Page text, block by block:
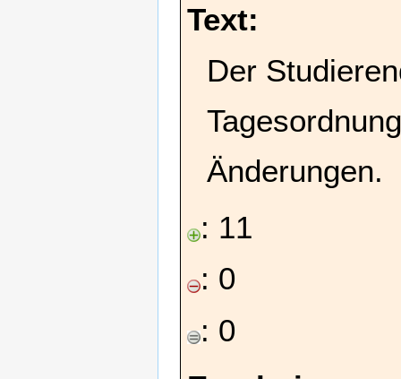
Text:
Der
Änderungen.
: 11
: 0
: 0